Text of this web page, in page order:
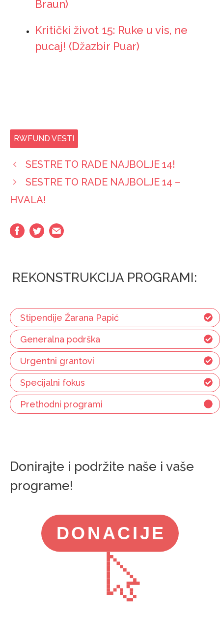
Braun)
Kritički život 15: Ruke u vis, ne
pucaj! (Džazbir Puar)
RWFUND VESTI
SESTRE TO RADE NAJBOLJE 14!
SESTRE TO RADE NAJBOLJE 14 –
HVALA!
REKONSTRUKCIJA PROGRAMI:
Stipendije Žarana Papić
Generalna podrška
Urgentni grantovi
Specijalni fokus
Prethodni programi
Donirajte i podržite naše i vaše
programe!